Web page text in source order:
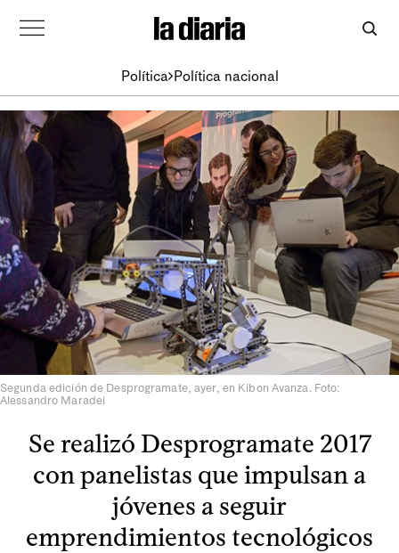
Política Política nacional
Segunda edición de Desprogramate, ayer, en Kibon Avanza. Foto:
Alessandro Maradei
Se realizó Desprogramate 2017
con panelistas que impulsan a
jóvenes a seguir
emprendimientos tecnológicos